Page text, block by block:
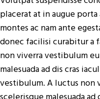
placerat at in augue
montes ac nam ante
donec facilisi curabitur a
non viverra vestibulum
malesuada ad dis cras
vestibulum. A luctus non